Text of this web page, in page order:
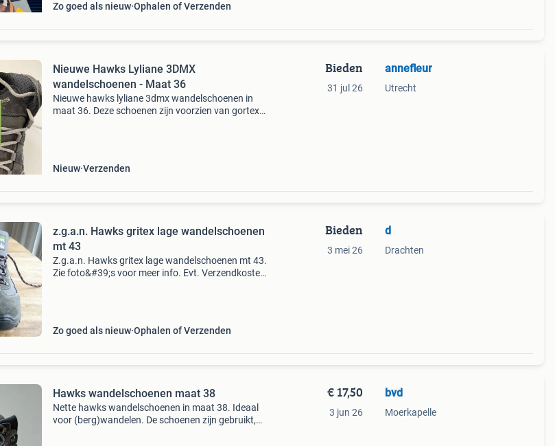
Zo goed als nieuw Ophalen of Verzenden
Nieuwe Hawks Lyliane 3DMX
wandelschoenen - Maat 36
Nieuwe hawks lyliane 3dmx wandelschoenen in
maat 36. Deze schoenen zijn voorzien van gortex
Nieuw Verzenden
Bieden
31 jul 26
annefleur
Utrecht
z.g.a.n. Hawks gritex lage wandelschoenen
mt 43
Z.g.a.n. Hawks gritex lage wandelschoenen mt 43.
Zie foto&#39;s voor meer info. Evt. Verzendkosten
Zo goed als nieuw Ophalen of Verzenden
Bieden
3 mei 26
d
Drachten
Hawks wandelschoenen maat 38
Nette hawks wandelschoenen in maat 38. Ideaal
voor (berg)wandelen. De schoenen zijn gebruikt,
€ 17,50
3 jun 26
bvd
Moerkapelle